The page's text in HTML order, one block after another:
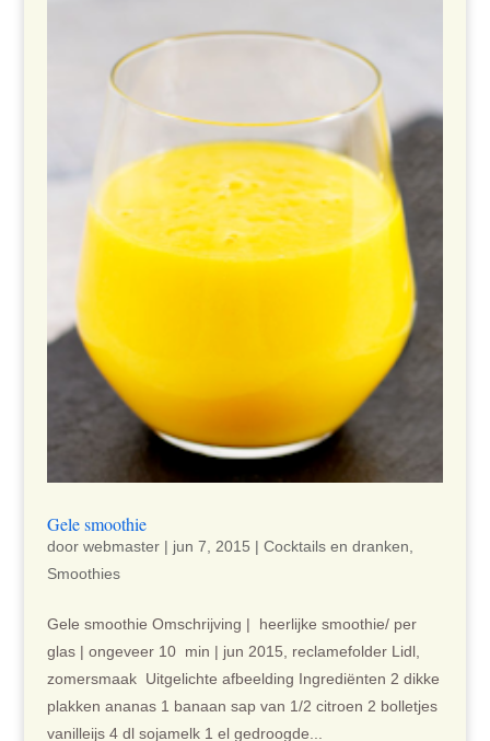
Gele smoothie
door webmaster| jun 7, 2015 | Cocktails en dranken,
Smoothies
Gele smoothie Omschrijving | heerlijke smoothie/ per
glas | ongeveer 10 min | jun 2015, reclamefolder Lidl,
zomersmaak Uitgelichte afbeelding Ingrediënten 2 dikke
plakken ananas 1 banaan sap van 1/2 citroen 2 bolletjes
vanilleijs 4 dl sojamelk 1 el gedroogde...